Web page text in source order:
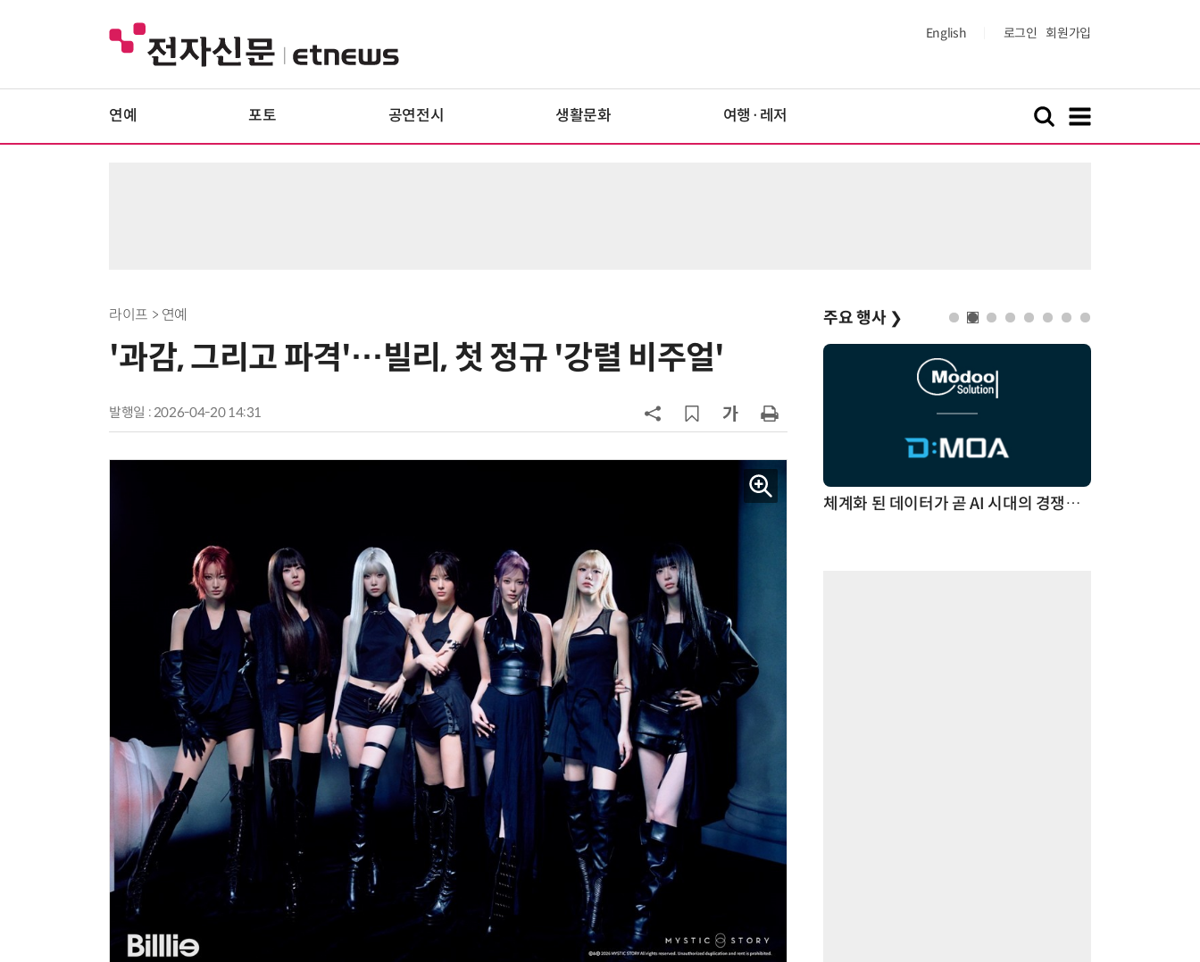
English 로그인 회원가입
연예 포토 공연전시 생활문화 여행·레저
라이프 > 연예
'과감, 그리고 파격'…빌리, 첫 정규 '강렬 비주얼'
발행일 : 2026-04-20 14:31
주요 행사 ❯
AI 시대의 옵저버빌리티: GPU·LLM 모니터링부터 AI 기반 장애 대응까지 체계화 된 데이터가 곧 AI 시대의 경쟁력이다